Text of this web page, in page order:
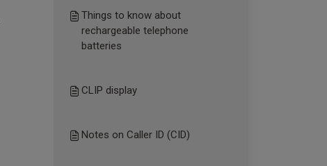
Things to know about
rechargeable telephone
batteries
CLIP display
Notes on Caller ID (CID)